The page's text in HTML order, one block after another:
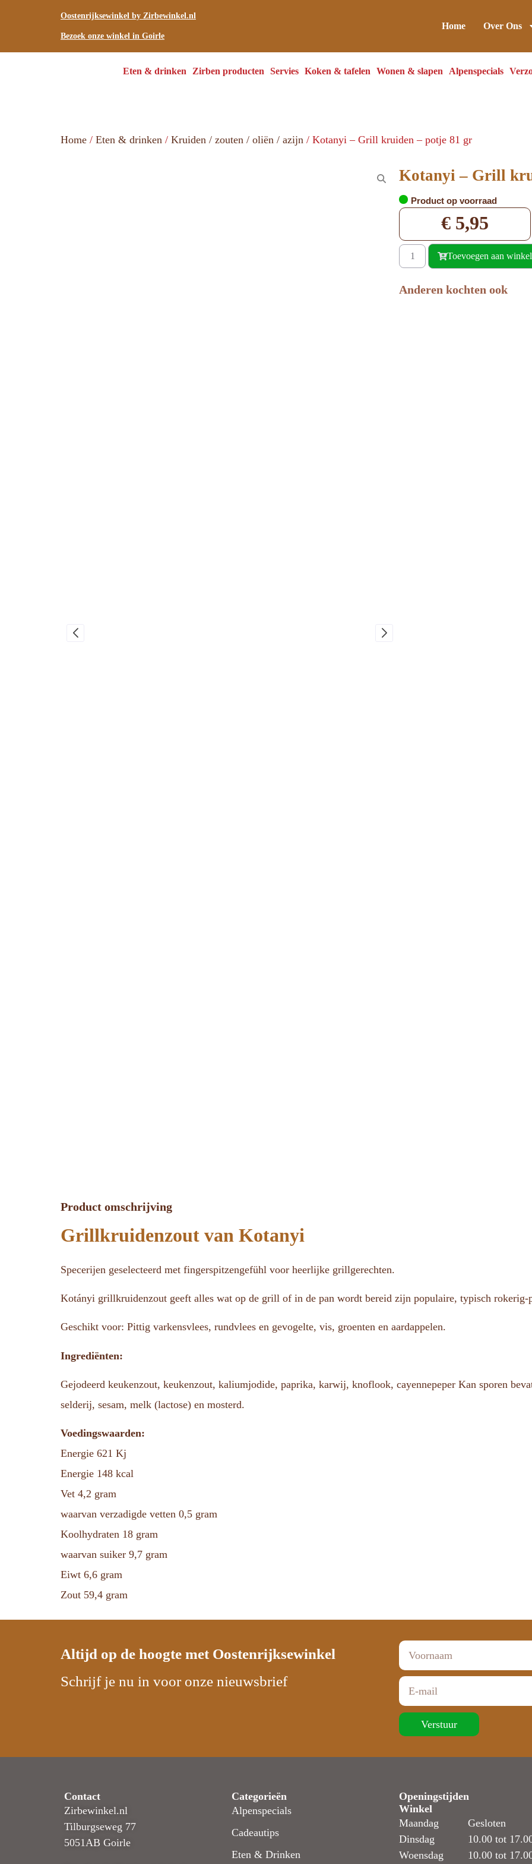
Oostenrijksewinkel by Zirbewinkel.nl
Bezoek onze winkel in Goirle
Home Over Ons
Eten & drinken Zirben producten Servies Koken & tafelen Wonen & slapen Alpenspecials
Home / Eten & drinken / Kruiden / zouten / oliën / azijn / Kotanyi – Grill kruiden – potje 81 gr
Kotanyi – Grill
Product op voorraad
€ 5,95
Toevoegen aan
Anderen kochten ook
Product omschrijving
Grillkruidenzout van Kotanyi
Specerijen geselecteerd met fingerspitzengefühl voor heerlijke grillgerechten.
Kotányi grillkruidenzout geeft alles wat op de grill of in de pan wordt bereid zijn populaire, typisch rokerig-
Geschikt voor: Pittig varkensvlees, rundvlees en gevogelte, vis, groenten en aardappelen.
Ingrediënten:
Gejodeerd keukenzout, keukenzout, kaliumjodide, paprika, karwij, knoflook, cayennepeper Kan sporen
selderij, sesam, melk (lactose) en mosterd.
Voedingswaarden:
Energie 621 Kj
Energie 148 kcal
Vet 4,2 gram
waarvan verzadigde vetten 0,5 gram
Koolhydraten 18 gram
waarvan suiker 9,7 gram
Eiwt 6,6 gram
Zout 59,4 gram
Altijd op de hoogte met Oostenrijksewinkel
Schrijf je nu in voor onze nieuwsbrief
Verstuur
Contact
Zirbewinkel.nl
Tilburgseweg 77
5051AB Goirle
Categorieën
Alpenspecials
Cadeautips
Eten & Drinken
Openingstijden
Winkel
Maandag
Dinsdag
Woensdag
Gesloten
10.00 tot
10.00 tot